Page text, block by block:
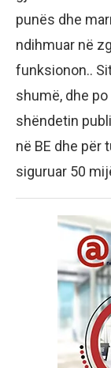
punës dhe
ndihmuar në
funksionon..
shumë, dhe
shëndetin
në BE dhe për
siguruar 50